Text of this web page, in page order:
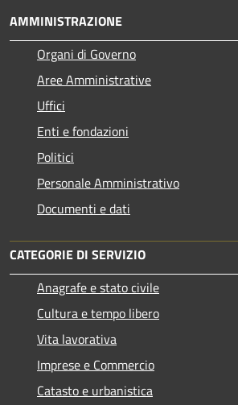
AMMINISTRAZIONE
Organi di Governo
Aree Amministrative
Uffici
Enti e fondazioni
Politici
Personale Amministrativo
Documenti e dati
CATEGORIE DI SERVIZIO
Anagrafe e stato civile
Cultura e tempo libero
Vita lavorativa
Imprese e Commercio
Catasto e urbanistica